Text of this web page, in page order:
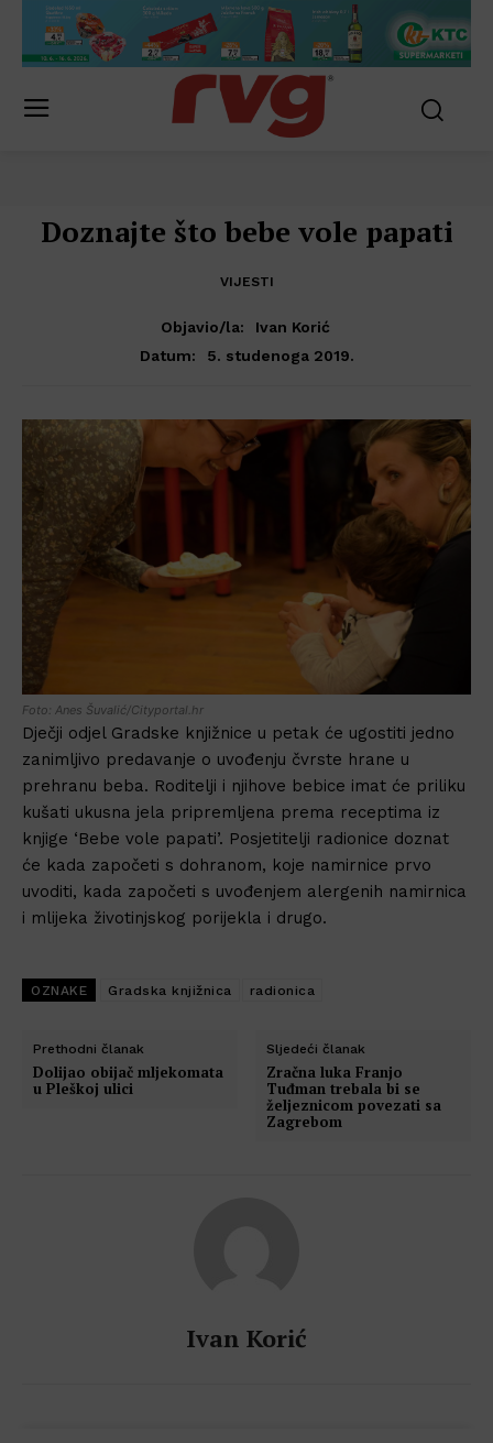
Doznajte što bebe vole papati
VIJESTI
Objavio/la:
Ivan Korić
Datum:
5. studenoga 2019.
Foto: Anes Šuvalić/Cityportal.hr
Dječji odjel Gradske knjižnice u petak će ugostiti jedno
zanimljivo predavanje o uvođenju čvrste hrane u
prehranu beba. Roditelji i njihove bebice imat će priliku
kušati ukusna jela pripremljena prema receptima iz
knjige ‘Bebe vole papati’. Posjetitelji radionice doznat
će kada započeti s dohranom, koje namirnice prvo
uvoditi, kada započeti s uvođenjem alergenih namirnica
i mlijeka životinjskog porijekla i drugo.
OZNAKE Gradska knjižnica radionica
Prethodni članak
Dolijao obijač mljekomata
u Pleškoj ulici
Sljedeći članak
Zračna luka Franjo
Tuđman trebala bi se
željeznicom povezati sa
Zagrebom
Ivan Korić